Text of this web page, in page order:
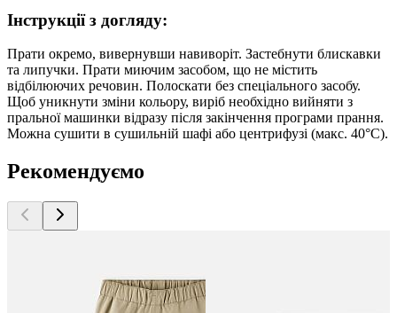
Інструкції з догляду:
Прати окремо, вивернувши навиворіт. Застебнути блискавки
та липучки. Прати миючим засобом, що не містить
відбілюючих речовин. Полоскати без спеціального засобу.
Щоб уникнути зміни кольору, виріб необхідно вийняти з
пральної машинки відразу після закінчення програми прання.
Можна сушити в сушильній шафі або центрифузі (макс. 40°C).
Рекомендуємо